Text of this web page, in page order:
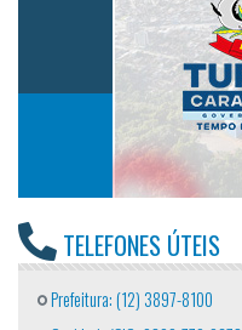
TELEFONES ÚTEIS
Prefeitura: (12) 3897-8100